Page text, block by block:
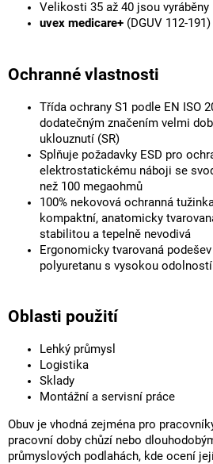
Velikosti 35 až 40 jsou
uvex medicare+ (DGUV 112-191)
Ochranné vlastnosti
Třída ochrany S1 podle EN ISO
dodatečným značením velmi
uklouznutí (SR)
Splňuje požadavky ESD pro
elektrostatickému náboji se
než 100 megaohmů
100% nekovová ochranná
kompaktní, anatomicky
stabilitou a tepelně nevodivá
Ergonomicky tvarovaná
polyuretanu s vysokou
Oblasti použití
Lehký průmysl
Logistika
Sklady
Montážní a servisní práce
Obuv je vhodná zejména pro
pracovní doby chůzí nebo
průmyslových podlahách, kde ocení